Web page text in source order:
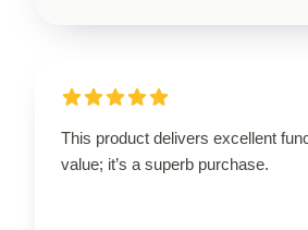
This product delivers excellent
value; it’s a superb purchase.